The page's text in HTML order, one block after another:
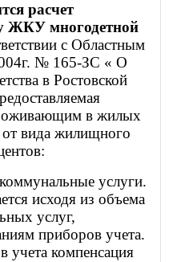
расчет
ЖКУ многодетной
с Областным
№ 165-ЗС « О
в Ростовской
в жилых
вида жилищного
услуги.
исходя из объема
услуг,
приборов учета.
учета компенсация